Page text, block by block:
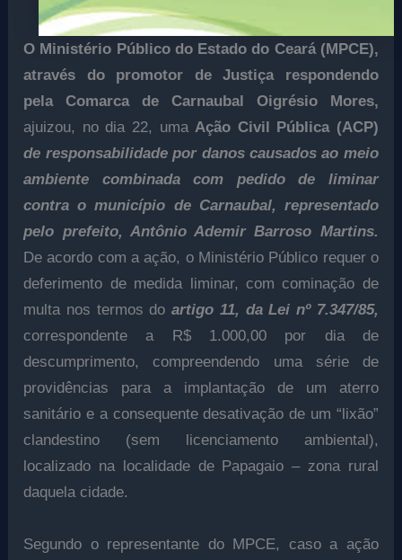
O Ministério Público do Estado do Ceará (MPCE),
através do promotor de Justiça respondendo
pela Comarca de Carnaubal Oigrésio Mores,
ajuizou, no dia 22, uma Ação Civil Pública (ACP)
de responsabilidade por danos causados ao meio
ambiente combinada com pedido de liminar
contra o município de Carnaubal, representado
pelo prefeito, Antônio Ademir Barroso Martins.
De acordo com a ação, o Ministério Público requer o
deferimento de medida liminar, com cominação de
multa nos termos doartigo 11, da Lei nº 7.347/85,
correspondente a R$ 1.000,00 por dia de
descumprimento, compreendendo uma série de
providências para a implantação de um aterro
sanitário e a consequente desativação de um “lixão”
clandestino (sem licenciamento ambiental),
localizado na localidade de Papagaio – zona rural
daquela cidade.
Segundo o representante do MPCE, caso a ação